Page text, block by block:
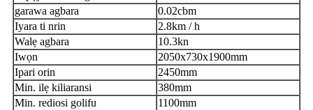
garawa agbara
0.02cbm
Iyara ti nrin
2.8km / h
Walẹ agbara
10.3kn
Iwọn
2050x730x1900mm
Ipari orin
2450mm
Min. ilẹ kiliaransi
380mm
Min. rediosi golifu
1100mm